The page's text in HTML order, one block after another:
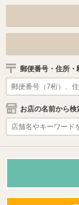
郵便番号・住所・
お店の名前から検